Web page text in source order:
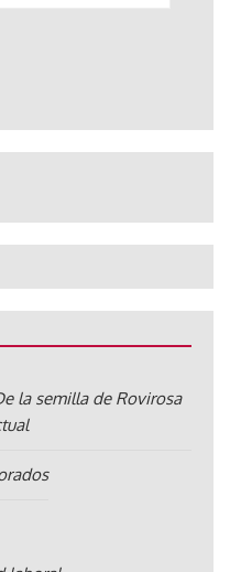
la semilla de Rovirosa